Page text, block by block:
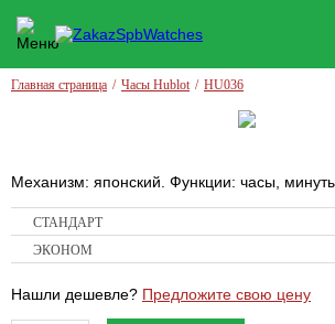
Главная страница / Часы Hublot / HU036
Механизм: японский. Функции: часы,
СТАНДАРТ
ЭКОНОМ
Нашли дешевле? Предложите свою цену